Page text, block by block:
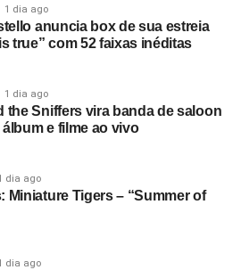
1 dia ago
anuncia box de sua estreia
true” com 52 faixas inéditas
1 dia ago
the Sniffers vira banda de saloon
e filme ao vivo
dia ago
Miniature Tigers – “Summer of
dia ago